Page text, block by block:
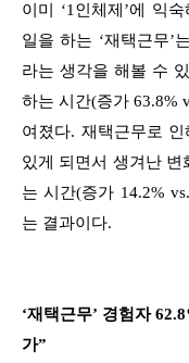
이미 ‘1인체제’에 익
일을 하는 ‘재택근무’
라는 생각을 해볼 수
하는 시간(증가 63.8%
여졌다. 재택근무로
있게 되면서 생겨난
는 시간(증가 14.2%
는 결과이다.
‘재택근무’ 경험자
가”